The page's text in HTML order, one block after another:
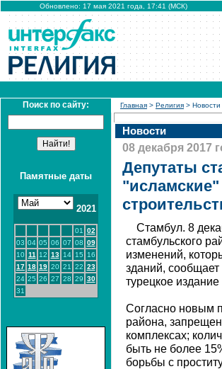
Обновлено: 17 мая 2021 года, 17:41 (МСК)
Поиск по сайту:
Памятные даты
2021
01
02
03 04 05 06 07 08 09
10 11 12 13 14 15
16
17 18 19 20 21 22 23
24 25 26 27 28 29 30
31
Главная > Религия > Новости
Новости
08 декабря 2017
Депутаты
Стамбул. 8
стамбульского
изменений,
зданий,
турецкое
Согласно новым
района,
комплексах;
быть не более
борьбы с